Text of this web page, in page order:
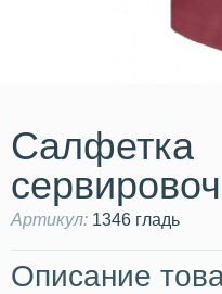
Салфетка
Артикул: 1346 гладь
Описание